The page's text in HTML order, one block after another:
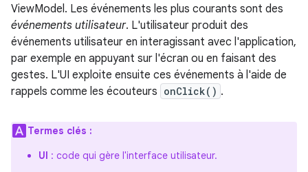
ViewModel. Les événements les plus courants sont des
événements utilisateur. L'utilisateur produit des
événements utilisateur en interagissant avec l'application,
par exemple en appuyant sur l'écran ou en faisant des
gestes. L'UI exploite ensuite ces événements à l'aide de
rappels comme les écouteurs onClick() .
Termes clés :
UI : code qui gère l'interface utilisateur.